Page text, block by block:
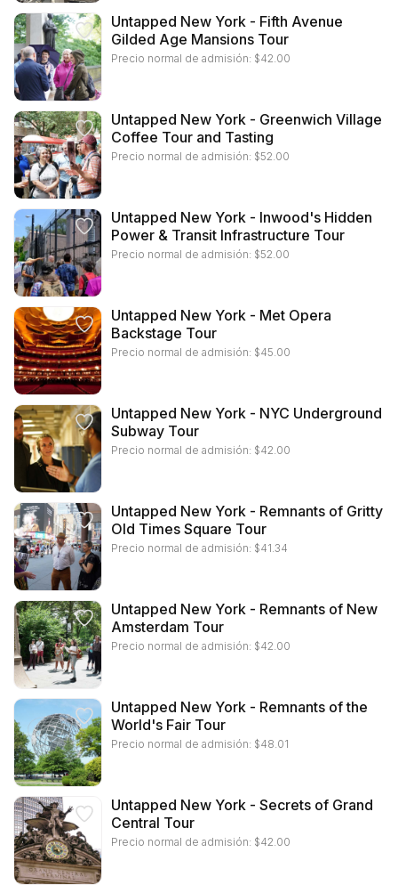
Untapped New York - Fifth Avenue
Gilded Age Mansions Tour
Precio normal de admisión: $42.00
Untapped New York - Greenwich Village
Coffee Tour and Tasting
Precio normal de admisión: $52.00
Untapped New York - Inwood's Hidden
Power & Transit Infrastructure Tour
Precio normal de admisión: $52.00
Untapped New York - Met Opera
Backstage Tour
Precio normal de admisión: $45.00
Untapped New York - NYC Underground
Subway Tour
Precio normal de admisión: $42.00
Untapped New York - Remnants of Gritty
Old Times Square Tour
Precio normal de admisión: $41.34
Untapped New York - Remnants of New
Amsterdam Tour
Precio normal de admisión: $42.00
Untapped New York - Remnants of the
World's Fair Tour
Precio normal de admisión: $48.01
Untapped New York - Secrets of Grand
Central Tour
Precio normal de admisión: $42.00